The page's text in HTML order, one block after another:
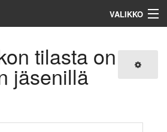
VALIKKO
Haku
tilasta on
jäsenillä